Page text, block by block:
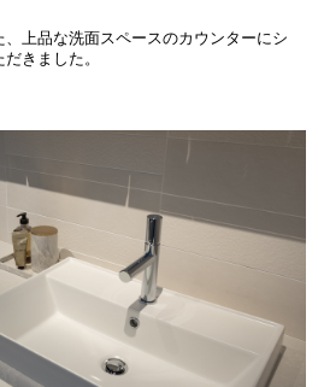
上品な洗面スペースのカウンターにシ
きました。